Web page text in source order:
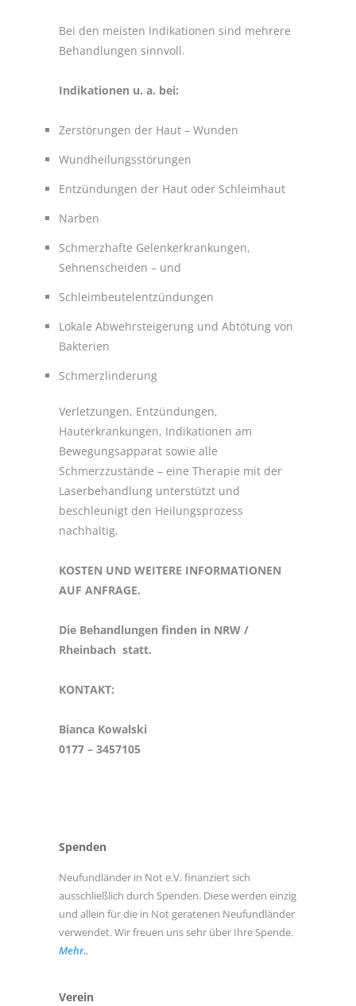
Bei den meisten Indikationen sind mehrere
Behandlungen sinnvoll.
Indikationen u. a. bei:
Zerstörungen der Haut – Wunden
Wundheilungsstörungen
Entzündungen der Haut oder Schleimhaut
Narben
Schmerzhafte Gelenkerkrankungen,
Sehnenscheiden – und
Schleimbeutelentzündungen
Lokale Abwehrsteigerung und Abtötung von
Bakterien
Schmerzlinderung
Verletzungen, Entzündungen,
Hauterkrankungen, Indikationen am
Bewegungsapparat sowie alle
Schmerzzustände – eine Therapie mit der
Laserbehandlung unterstützt und
beschleunigt den Heilungsprozess
nachhaltig.
KOSTEN UND WEITERE INFORMATIONEN
AUF ANFRAGE.
Die Behandlungen finden in NRW /
Rheinbach statt.
KONTAKT:
Bianca Kowalski
0177 – 3457105
Spenden
Neufundländer in Not e.V. finanziert sich
ausschließlich durch Spenden. Diese werden einzig
und allein für die in Not geratenen Neufundländer
verwendet. Wir freuen uns sehr über Ihre Spende.
Mehr..
Verein